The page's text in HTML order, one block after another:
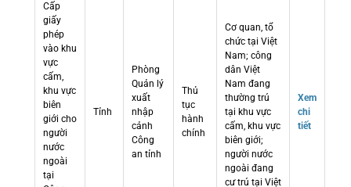
Cấp
giấy
phép
vào khu
vực
cấm,
khu vực
biên
giới cho
người
nước
ngoài
tại
Tỉnh
Phòng
Quản lý
xuất
nhập
cảnh
Công
an tỉnh
Thủ
tục
hành
chính
Cơ quan, tổ
chức tại Việt
Nam; công
dân Việt
Nam đang
thường trú
tại khu vực
cấm, khu vực
biên giới;
người nước
ngoài đang
cư trú tại Việt
Xem
chi
tiết